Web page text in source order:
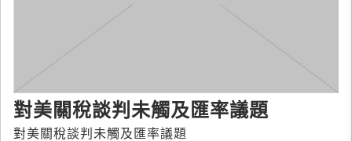
對美關稅談判未觸及匯率議題
對美關稅談判未觸及匯率議題